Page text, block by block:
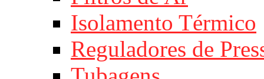
Isolamento Térmico
Reguladores de